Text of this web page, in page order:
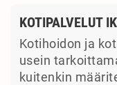
KOTIPALVELUT
Kotihoidon ja
usein
kuitenkin